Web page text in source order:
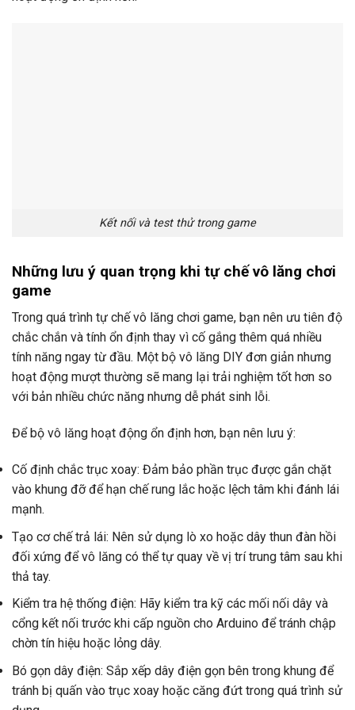
Kết nối và test thử trong game
Những lưu ý quan trọng khi tự chế vô lăng chơi
game
Trong quá trình tự chế vô lăng chơi game, bạn nên ưu tiên độ
chắc chắn và tính ổn định thay vì cố gắng thêm quá nhiều
tính năng ngay từ đầu. Một bộ vô lăng DIY đơn giản nhưng
hoạt động mượt thường sẽ mang lại trải nghiệm tốt hơn so
với bản nhiều chức năng nhưng dễ phát sinh lỗi.
Để bộ vô lăng hoạt động ổn định hơn, bạn nên lưu ý:
Cố định chắc trục xoay: Đảm bảo phần trục được gắn chặt
vào khung đỡ để hạn chế rung lắc hoặc lệch tâm khi đánh lái
mạnh.
Tạo cơ chế trả lái: Nên sử dụng lò xo hoặc dây thun đàn hồi
đối xứng để vô lăng có thể tự quay về vị trí trung tâm sau khi
thả tay.
Kiểm tra hệ thống điện: Hãy kiểm tra kỹ các mối nối dây và
cổng kết nối trước khi cấp nguồn cho Arduino để tránh chập
chờn tín hiệu hoặc lỏng dây.
Bó gọn dây điện: Sắp xếp dây điện gọn bên trong khung để
tránh bị quấn vào trục xoay hoặc căng đứt trong quá trình sử